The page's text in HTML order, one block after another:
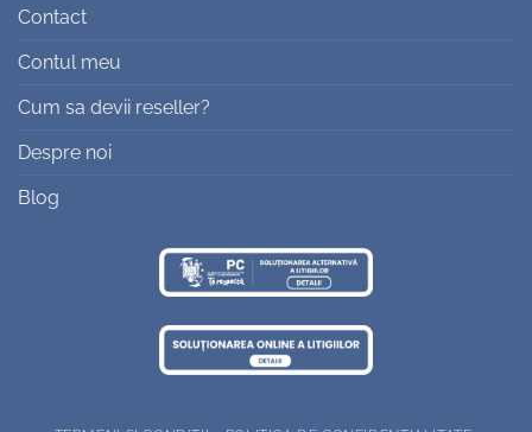
Contact
Contul meu
Cum sa devii reseller?
Despre noi
Blog